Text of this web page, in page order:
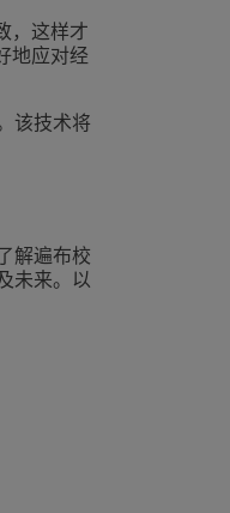
，这样才
地应对经
该技术将
解遍布校
未来。以